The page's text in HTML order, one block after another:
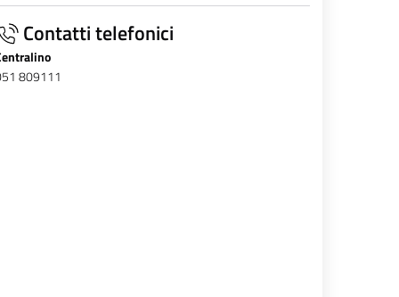
Contatti telefonici
809111